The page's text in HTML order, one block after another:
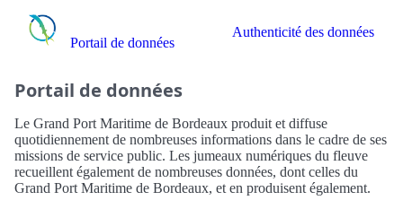
Portail de données
Authenticité des données
Portail de données
Le Grand Port Maritime de Bordeaux produit et diffuse
quotidiennement de nombreuses informations dans le cadre de ses
missions de service public. Les jumeaux numériques du fleuve
recueillent également de nombreuses données, dont celles du
Grand Port Maritime de Bordeaux, et en produisent également.